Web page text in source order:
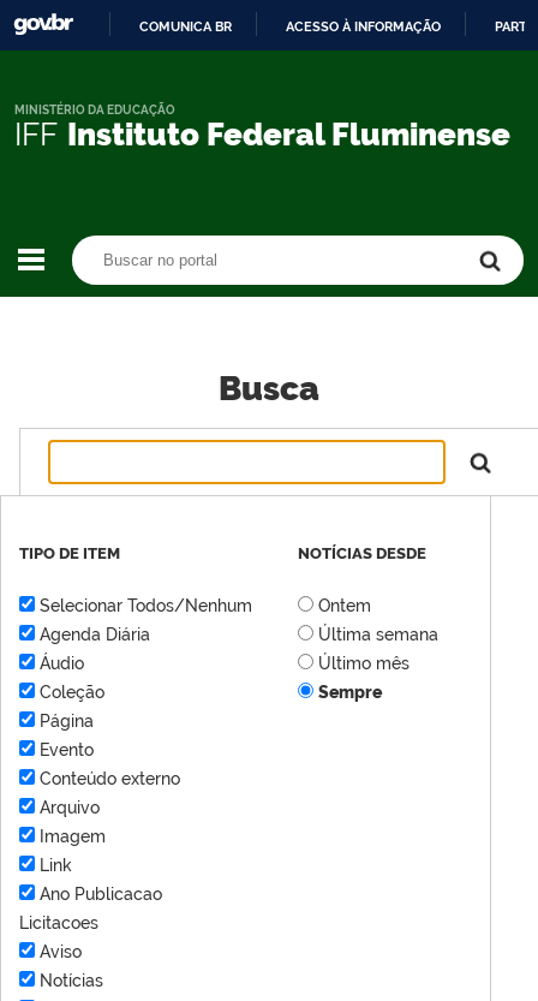
CONTEÚDO
COMUNICA BR ACESSO À INFORMAÇÃO
IFF Instituto Federal Fluminense
MINISTÉRIO DA EDUCAÇÃO
Busca
TIPO DE ITEM
Selecionar Todos/Nenhum
Agenda Diária
Áudio
Coleção
Página
Evento
Conteúdo externo
Arquivo
Imagem
Link
Ano Publicacao
Licitacoes
Aviso
Notícias
NOTÍCIAS DESDE
Ontem
Última semana
Último mês
Sempre